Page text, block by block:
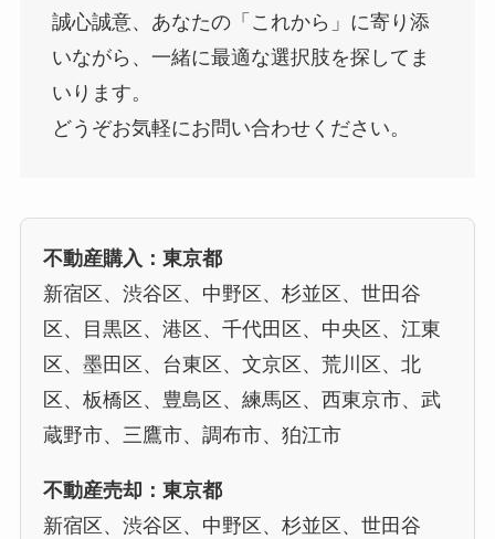
誠心誠意、あなたの「これから」に寄り添
いながら、一緒に最適な選択肢を探してま
いります。
どうぞお気軽にお問い合わせください。
不動産購入：東京都
新宿区、渋谷区、中野区、杉並区、世田谷
区、目黒区、港区、千代田区、中央区、江東
区、墨田区、台東区、文京区、荒川区、北
区、板橋区、豊島区、練馬区、西東京市、武
蔵野市、三鷹市、調布市、狛江市
不動産売却：東京都
新宿区、渋谷区、中野区、杉並区、世田谷